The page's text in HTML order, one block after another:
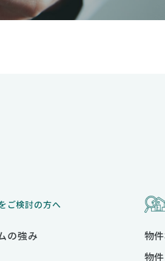
ご検討の方へ
の強み
物
物